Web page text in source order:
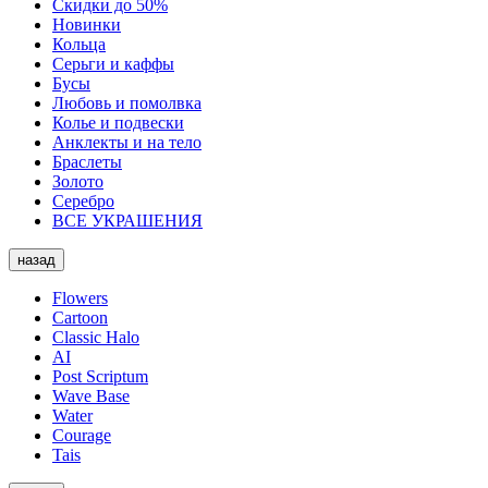
Скидки до 50%
Новинки
Кольца
Серьги и каффы
Бусы
Любовь и помолвка
Колье и подвески
Анклекты и на тело
Браслеты
Золото
Серебро
ВСЕ УКРАШЕНИЯ
назад
Flowers
Cartoon
Classic Halo
AI
Post Scriptum
Wave Base
Water
Courage
Tais